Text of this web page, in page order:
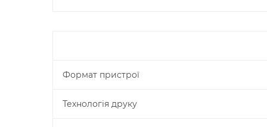
Формат пристрої
Технологія друку